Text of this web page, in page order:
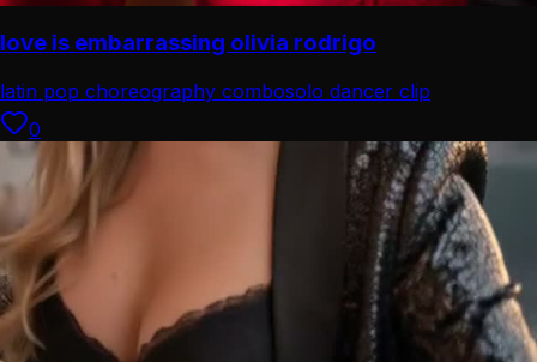
love is embarrassing olivia rodrigo
latin pop choreography combosolo dancer clip
0